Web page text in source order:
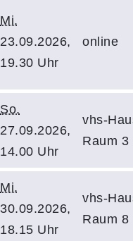
Mi.
23.09.2026,
19.30 Uhr
online
So.
27.09.2026,
14.00 Uhr
vhs-
Raum 3
Mi.
30.09.2026,
18.15 Uhr
vhs-
Raum 8